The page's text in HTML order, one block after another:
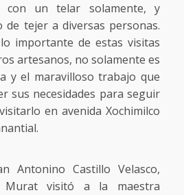
con un telar solamente, y
de tejer a diversas personas.
importante de estas visitas
artesanos, no solamente es
y el maravilloso trabajo que
sus necesidades para seguir
en avenida Xochimilco
Antonino Castillo Velasco,
visitó a la maestra